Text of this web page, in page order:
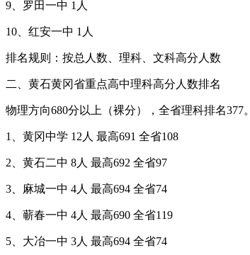
9、罗田一中 1人
10、红安一中 1人
排名规则：按总人数、理科、文科高分人数
二、黄石黄冈省重点高中理科高分人数排名
物理方向680分以上（裸分），全省理科排名377。
1、黄冈中学 12人 最高691 全省108
2、黄石二中 8人 最高692 全省97
3、麻城一中 4人 最高694 全省74
4、蕲春一中 4人 最高690 全省119
5、大冶一中 3人 最高694 全省74